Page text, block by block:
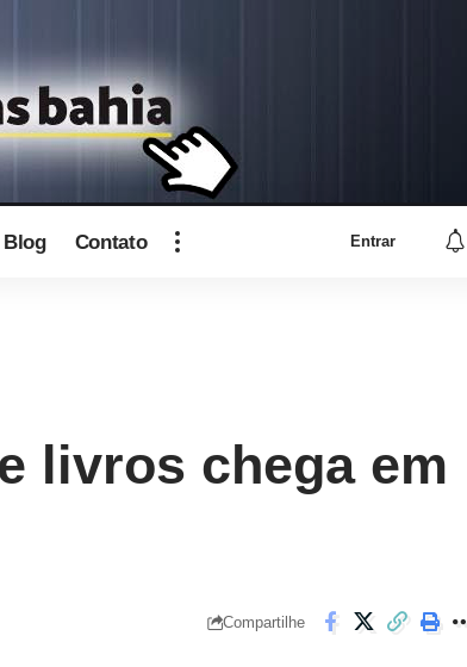
Blog Contato Entrar
livros chega em
Compartilhe